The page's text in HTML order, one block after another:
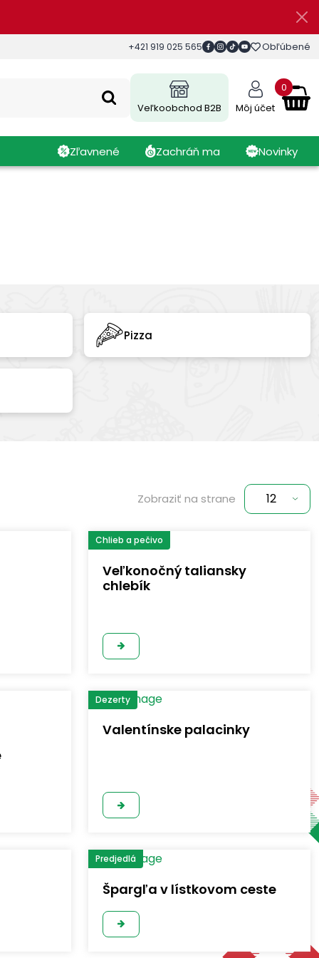
+421 919 025 565 Obľúbené
Veľkoobchod B2B Môj účet
0
Zľavnené Zachráň ma Novinky
Pizza
Zobraziť na strane
Chlieb a pečivo
Veľkonočný taliansky
chlebík
Dezerty
Valentínske palacinky
Predjedlá
Špargľa v lístkovom ceste